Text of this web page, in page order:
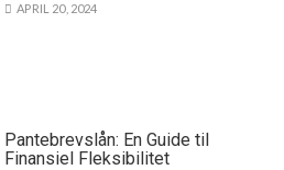
APRIL 20, 2024
Pantebrevslån: En Guide til
Finansiel Fleksibilitet